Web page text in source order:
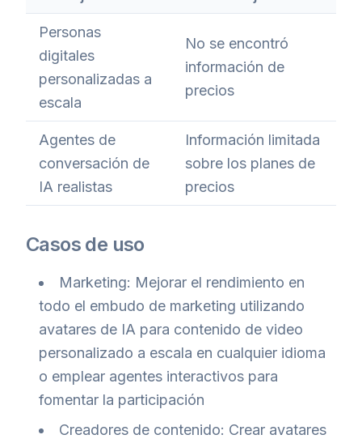
Personas
digitales
personalizadas a
escala
No se encontró
información de
precios
Agentes de
conversación de
IA realistas
Información limitada
sobre los planes de
precios
Casos de uso
Marketing: Mejorar el rendimiento en
todo el embudo de marketing utilizando
avatares de IA para contenido de video
personalizado a escala en cualquier idioma
o emplear agentes interactivos para
fomentar la participación
Creadores de contenido: Crear avatares